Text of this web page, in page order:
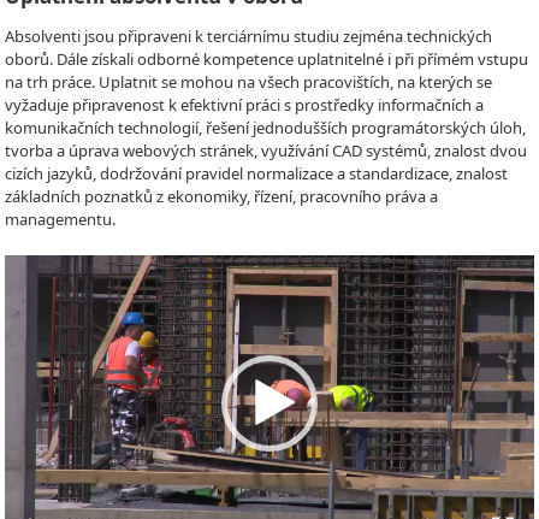
Absolventi jsou připraveni k terciárnímu studiu zejména technických
oborů. Dále získali odborné kompetence uplatnitelné i při přímém vstupu
na trh práce. Uplatnit se mohou na všech pracovištích, na kterých se
vyžaduje připravenost k efektivní práci s prostředky informačních a
komunikačních technologií, řešení jednodušších programátorských úloh,
tvorba a úprava webových stránek, využívání CAD systémů, znalost dvou
cizích jazyků, dodržování pravidel normalizace a standardizace, znalost
základních poznatků z ekonomiky, řízení, pracovního práva a
managementu.